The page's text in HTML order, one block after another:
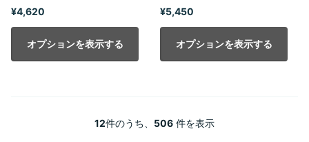
¥4,620
オプションを表示する
¥5,450
オプションを表示する
12件のうち、 506 件を表示